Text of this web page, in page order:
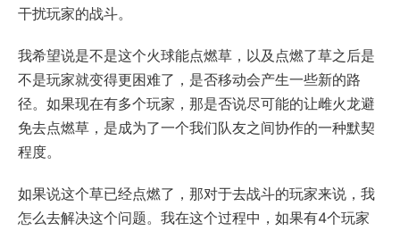
干扰玩家的战斗。
我希望说是不是这个火球能点燃草，以及点燃了草之后是
不是玩家就变得更困难了，是否移动会产生一些新的路
径。如果现在有多个玩家，那是否说尽可能的让雌火龙避
免去点燃草，是成为了一个我们队友之间协作的一种默契
程度。
如果说这个草已经点燃了，那对于去战斗的玩家来说，我
怎么去解决这个问题。我在这个过程中，如果有4个玩家